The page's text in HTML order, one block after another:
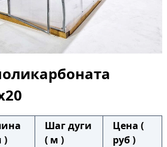
)
Шаг дуги
( м )
Цена (
руб )